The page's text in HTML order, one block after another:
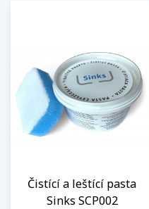
Čistící a leštící pasta
Sinks SCP002